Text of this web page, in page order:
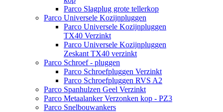
Parco Slagplug grote tellerkop
Parco Universele Kozijnpluggen
Parco Universele Kozijnpluggen
TX40 Verzinkt
Parco Universele Kozijnpluggen
Zeskant TX40 verzinkt
Parco Schroef - pluggen
Parco Schroefpluggen Verzinkt
Parco Schroefpluggen RVS A2
Parco Spanhulzen Geel Verzinkt
Parco Metaalanker Verzonken kop - PZ3
Parco Snelbouwankers